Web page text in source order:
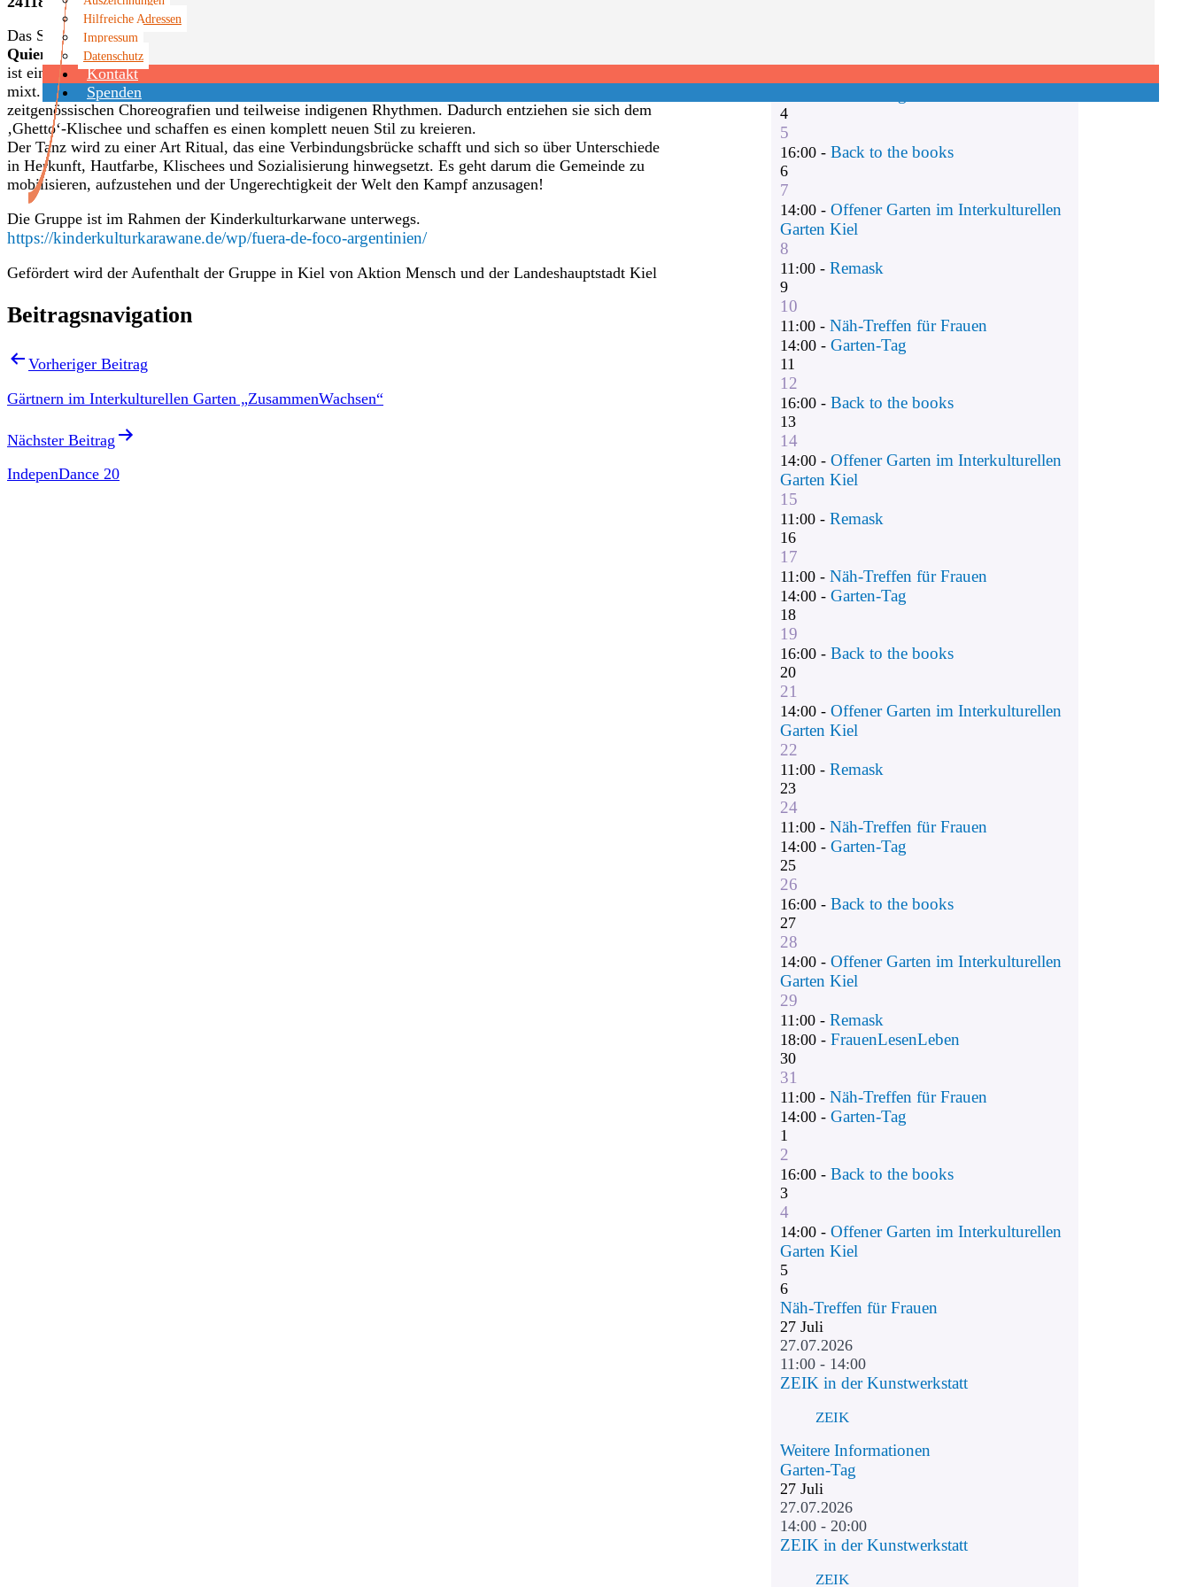
Hilfreiche Adressen
Impressum
Datenschutz
Kontakt
Spenden
Das Stück:
Quien levanta la mano? (Wer erhebt die Hand?)
ist ein Urban Dance Programm, welches Elemente aus dem modernen Tanz, Hip Hop und Parcours
mixt. Die Gruppe zeigt dabei einen ganz eigenen Stil. Es mischen sich urbane Tanzformen mit
zeitgenössischen Choreografien und teilweise indigenen Rhythmen. Dadurch entziehen sie sich dem
‚Ghetto‘-Klischee und schaffen es einen komplett neuen Stil zu kreieren.
Der Tanz wird zu einer Art Ritual, das eine Verbindungsbrücke schafft und sich so über Unterschiede
in Herkunft, Hautfarbe, Klischees und Sozialisierung hinwegsetzt. Es geht darum die Gemeinde zu
mobilisieren, aufzustehen und der Ungerechtigkeit der Welt den Kampf anzusagen!
Die Gruppe ist im Rahmen der Kinderkulturkarwane unterwegs.
https://kinderkulturkarawane.de/wp/fuera-de-foco-argentinien/
Gefördert wird der Aufenthalt der Gruppe in Kiel von Aktion Mensch und der Landeshauptstadt Kiel
Beitragsnavigation
Vorheriger Beitrag
Gärtnern im Interkulturellen Garten „ZusammenWachsen“
Nächster Beitrag
IndepenDance 20
4
5
16:00 -Back to the books
6
7
14:00 -Offener Garten im Interkulturellen
Garten Kiel
8
11:00 -Remask
9
10
11:00 -Näh-Treffen für Frauen
14:00 -Garten-Tag
11
12
16:00 -Back to the books
13
14
14:00 -Offener Garten im Interkulturellen
Garten Kiel
15
11:00 -Remask
16
17
11:00 -Näh-Treffen für Frauen
14:00 -Garten-Tag
18
19
16:00 -Back to the books
20
21
14:00 -Offener Garten im Interkulturellen
Garten Kiel
22
11:00 -Remask
23
24
11:00 -Näh-Treffen für Frauen
14:00 -Garten-Tag
25
26
16:00 -Back to the books
27
28
14:00 -Offener Garten im Interkulturellen
Garten Kiel
29
11:00 -Remask
18:00 -FrauenLesenLeben
30
31
11:00 -Näh-Treffen für Frauen
14:00 -Garten-Tag
1
2
16:00 -Back to the books
3
4
14:00 -Offener Garten im Interkulturellen
Garten Kiel
5
6
Näh-Treffen für Frauen
27 Juli
27.07.2026
11:00 - 14:00
ZEIK in der Kunstwerkstatt
ZEIK
Weitere Informationen
Garten-Tag
27 Juli
27.07.2026
14:00 - 20:00
ZEIK in der Kunstwerkstatt
ZEIK